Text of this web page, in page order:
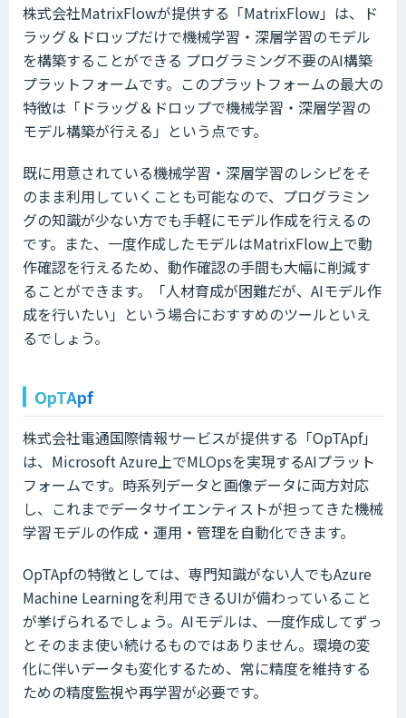
株式会社MatrixFlowが提供する「MatrixFlow」は、ド
ラッグ＆ドロップだけで機械学習・深層学習のモデル
を構築することができる プログラミング不要のAI構築
プラットフォームです。このプラットフォームの最大の
特徴は「ドラッグ＆ドロップで機械学習・深層学習の
モデル構築が行える」という点です。
既に用意されている機械学習・深層学習のレシピをそ
のまま利用していくことも可能なので、プログラミン
グの知識が少ない方でも手軽にモデル作成を行えるの
です。また、一度作成したモデルはMatrixFlow上で動
作確認を行えるため、動作確認の手間も大幅に削減す
ることができます。「人材育成が困難だが、AIモデル作
成を行いたい」という場合におすすめのツールといえ
るでしょう。
OpTApf
株式会社電通国際情報サービスが提供する「OpTApf」
は、Microsoft Azure上でMLOpsを実現するAIプラット
フォームです。時系列データと画像データに両方対応
し、これまでデータサイエンティストが担ってきた機械
学習モデルの作成・運用・管理を自動化できます。
OpTApfの特徴としては、専門知識がない人でもAzure
Machine Learningを利用できるUIが備わっていること
が挙げられるでしょう。AIモデルは、一度作成してずっ
とそのまま使い続けるものではありません。環境の変
化に伴いデータも変化するため、常に精度を維持する
ための精度監視や再学習が必要です。